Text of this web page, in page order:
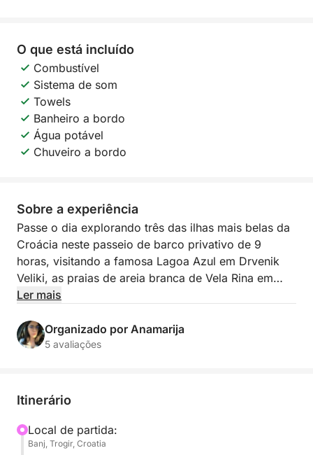
O que está incluído
Combustível
Sistema de som
Towels
Banheiro a bordo
Água potável
Chuveiro a bordo
Sobre a experiência
Passe o dia explorando três das ilhas mais belas da
Croácia neste passeio de barco privativo de 9
horas, visitando a famosa Lagoa Azul em Drvenik
Veliki, as praias de areia branca de Vela Rina em
Drvenik Mali e o litoral deslumbrante de Čiovo.
A aventura começa na Lagoa Azul, uma baía
deslumbrante conhecida por suas águas cristalinas
flutuar no mar Adriático. Depois de aproveitar a
Drvenik Mali, uma rara praia de areia cercada por
uma natureza tranquila — um local ideal para
Ler mais
Organizado por Anamarija
5 avaliações
Itinerário
Local de partida:
Banj, Trogir, Croatia